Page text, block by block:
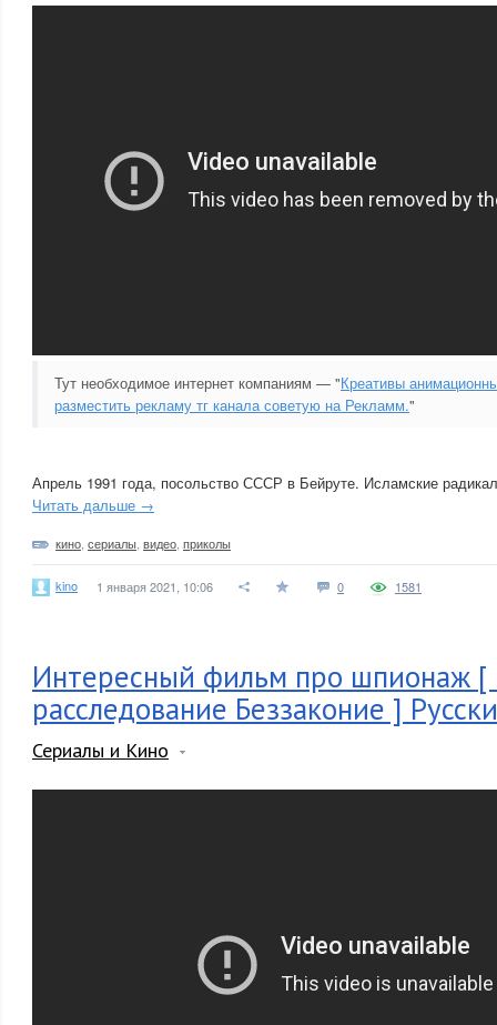
Тут необходимое интернет компаниям — "Креативы
разместить рекламу тг канала советую на Рекламм."
Апрель 1991 года, посольство СССР в Бейруте. Исламские
Читать дальше →
кино сериалы видео приколы
kino 1 января 2021, 10:06 0 1581
Интересный фильм про шпионаж [
расследование Беззаконие ]
Сериалы и Кино